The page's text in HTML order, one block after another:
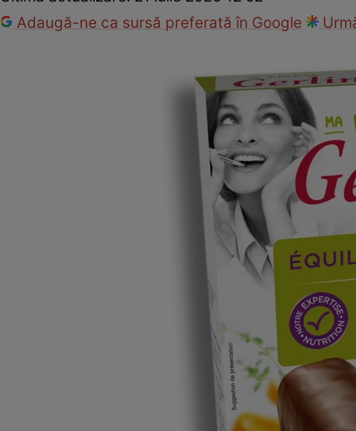
Adaugă-ne ca sursă preferată în Google